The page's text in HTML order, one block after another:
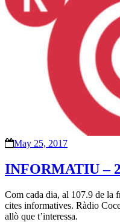
May 25, 2017
INFORMATIU –
Com cada dia, al 107.9 de la
cites informatives. Ràdio
allò que t’interessa.